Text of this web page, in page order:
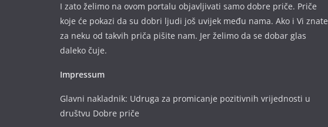
I zato želimo na ovom portalu objavljivati samo dobre priče. Priče
koje će pokazi da su dobri ljudi još uvijek među nama. Ako i Vi znate
za neku od takvih priča pišite nam. Jer želimo da se dobar glas
daleko čuje.
Impressum
Glavni nakladnik: Udruga za promicanje pozitivnih vrijednosti u
društvu Dobre priče